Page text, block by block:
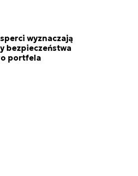
wyznaczają
bezpieczeństwa
portfela